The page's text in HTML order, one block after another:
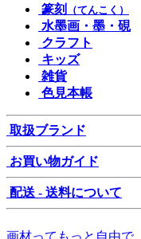
篆刻
（てんこく）
水墨画・墨・硯
クラフト
キッズ
雑貨
色見本帳
取扱ブランド
お買い物ガイド
配送 - 送料について
画材ってもっと自由で、